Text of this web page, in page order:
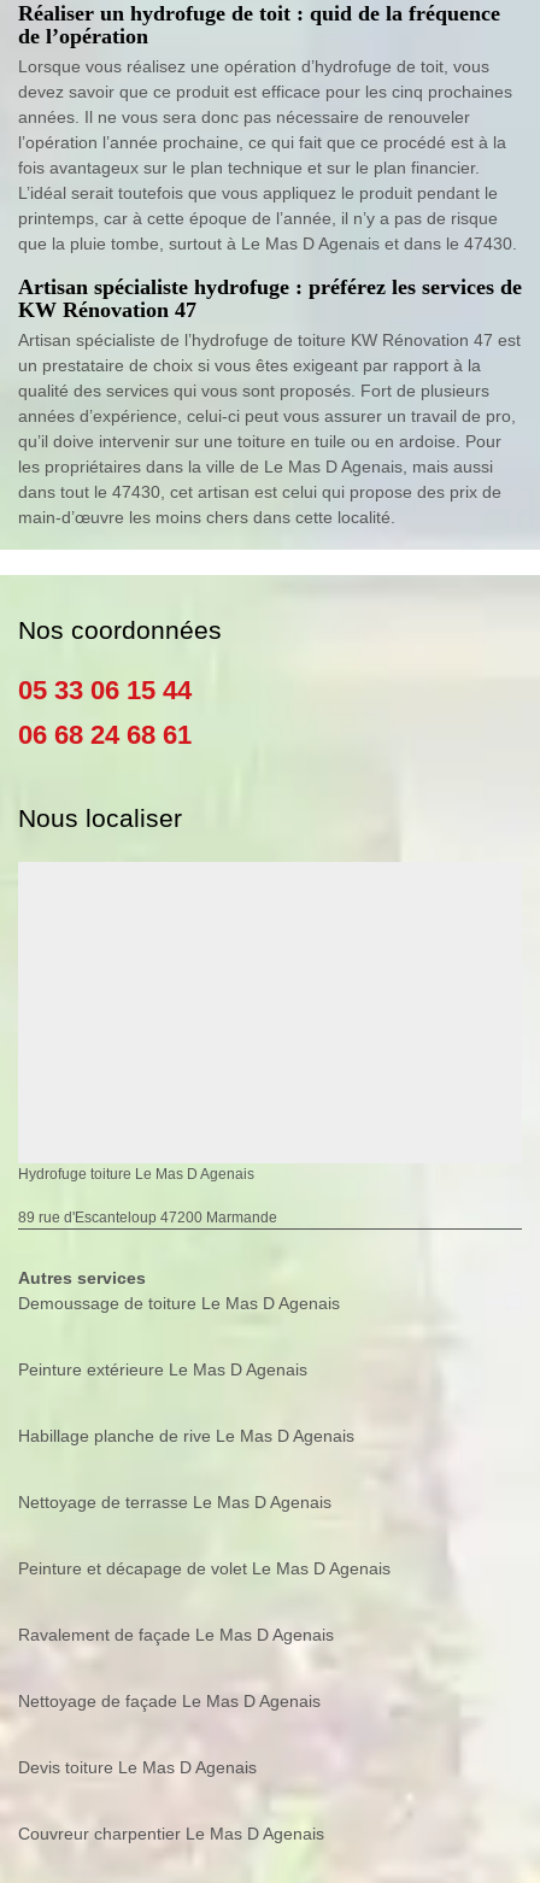
Réaliser un hydrofuge de toit : quid de la fréquence
de l’opération
Lorsque vous réalisez une opération d’hydrofuge de toit, vous
devez savoir que ce produit est efficace pour les cinq prochaines
années. Il ne vous sera donc pas nécessaire de renouveler
l’opération l’année prochaine, ce qui fait que ce procédé est à la
fois avantageux sur le plan technique et sur le plan financier.
L’idéal serait toutefois que vous appliquez le produit pendant le
printemps, car à cette époque de l’année, il n’y a pas de risque
que la pluie tombe, surtout à Le Mas D Agenais et dans le 47430.
Artisan spécialiste hydrofuge : préférez les services de
KW Rénovation 47
Artisan spécialiste de l’hydrofuge de toiture KW Rénovation 47 est
un prestataire de choix si vous êtes exigeant par rapport à la
qualité des services qui vous sont proposés. Fort de plusieurs
années d’expérience, celui-ci peut vous assurer un travail de pro,
qu’il doive intervenir sur une toiture en tuile ou en ardoise. Pour
les propriétaires dans la ville de Le Mas D Agenais, mais aussi
dans tout le 47430, cet artisan est celui qui propose des prix de
main-d’œuvre les moins chers dans cette localité.
Nos coordonnées
05 33 06 15 44
06 68 24 68 61
Nous localiser
Hydrofuge toiture Le Mas D Agenais
89 rue d'Escanteloup 47200 Marmande
Autres services
Demoussage de toiture Le Mas D Agenais
Peinture extérieure Le Mas D Agenais
Habillage planche de rive Le Mas D Agenais
Nettoyage de terrasse Le Mas D Agenais
Peinture et décapage de volet Le Mas D Agenais
Ravalement de façade Le Mas D Agenais
Nettoyage de façade Le Mas D Agenais
Devis toiture Le Mas D Agenais
Couvreur charpentier Le Mas D Agenais